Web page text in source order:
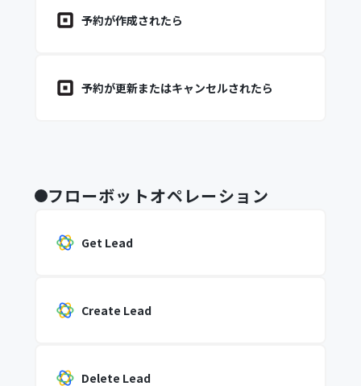
予約が作成されたら
予約が更新またはキャンセルされたら
フローボットオペレーション
Get Lead
Create Lead
Delete Lead